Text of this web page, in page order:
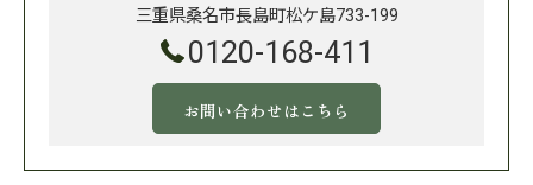
三重県桑名市長島町松ケ島733-199
0120-168-411
お問い合わせはこちら